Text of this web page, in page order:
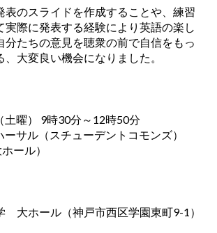
表のスライドを作成することや、練習
実際に発表する経験により英語の楽し
分たちの意見を聴衆の前で自信をもっ
大変良い機会になりました。
土曜） 9時30分～12時50分
サル（スチューデントコモンズ）
ール）
大ホール（神戸市西区学園東町9-1）